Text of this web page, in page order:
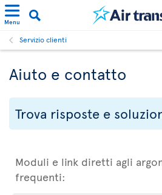
Menu
Servizio clienti
Aiuto e contatto
Trova risposte e
Moduli e link diretti agli
frequenti: